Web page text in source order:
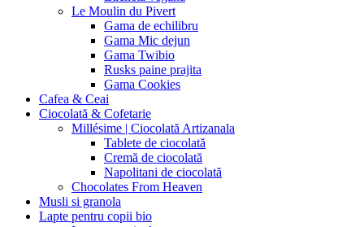
Le Moulin du Pivert
Gama de echilibru
Gama Mic dejun
Gama Twibio
Rusks paine prajita
Gama Cookies
Cafea & Ceai
Ciocolată & Cofetarie
Millésime | Ciocolată Artizanala
Tablete de ciocolată
Cremă de ciocolată
Napolitani de ciocolată
Chocolates From Heaven
Musli si granola
Lapte pentru copii bio